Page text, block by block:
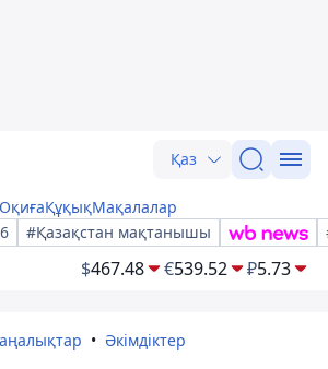
Қаз
ОқиғаҚұқықМақалалар
#Қазақстан мақтанышы
$467.48 €539.52 ₽5.73
Әкімдіктер